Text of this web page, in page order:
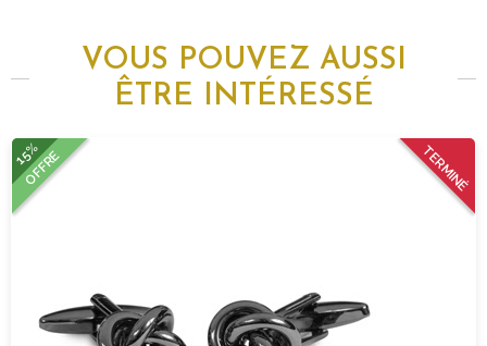
VOUS POUVEZ AUSSI
ÊTRE INTÉRESSÉ
TERMINÉ
15%
OFFRE